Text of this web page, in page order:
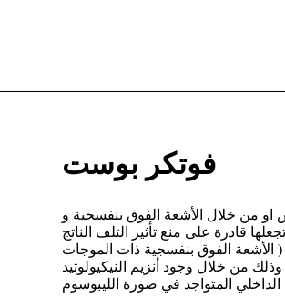
فوتكر بوست
من خلال الأشعة الفوق بنفسجية و
قادرة على منع تأثير التلف الناتج
( الأشعة الفوق بنفسجية ذات الموجات
من خلال وجود أنزيم النيكيولوتيد
الداخلي المتواجد في صورة الليبوسوم